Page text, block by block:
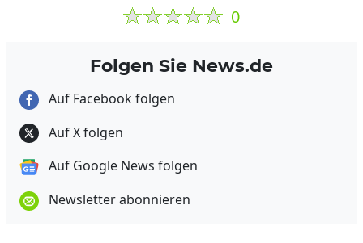
0
Folgen Sie News.de
Auf Facebook folgen
Auf X folgen
Auf Google News folgen
Newsletter abonnieren